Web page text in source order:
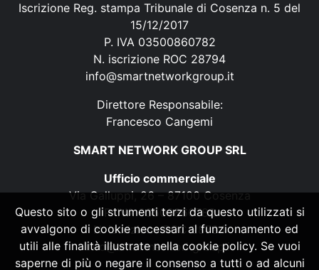
Iscrizione Reg. stampa Tribunale di Cosenza n. 5 del
15/12/2017
P. IVA 03500860782
N. iscrizione ROC 28794
info@smartnetworkgroup.it
Direttore Responsabile:
Francesco Cangemi
SMART NETWORK GROUP SRL
Ufficio commerciale
Via Galluppi, 26 – 87100 Cosenza
P. IVA 03500860782
N. iscrizione ROC 28794
info@smartnetworkgroup.it
Questo sito o gli strumenti terzi da questo utilizzati si
avvalgono di cookie necessari al funzionamento ed
utili alle finalità illustrate nella cookie policy. Se vuoi
saperne di più o negare il consenso a tutti o ad alcuni